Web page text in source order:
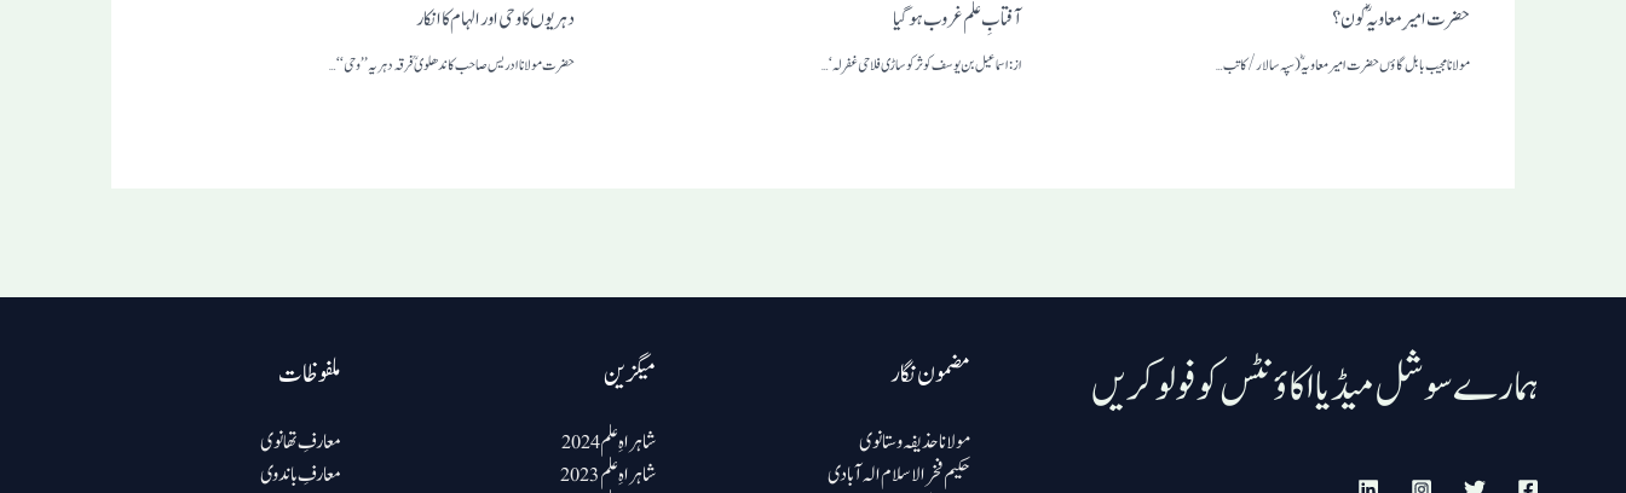
حضرت امیرِ معاویہؓ کون ؟
مولانا مجیب بابل گاؤں حضرت امیر معاویہؓ (سپہ سالار /کاتب…
آفتابِ علم غروب ہو گیا
از: اسماعیل بن یوسف کوثرکوساڑی فلاحی غفرلہ‘ …
دہریوں کا وحی اور الہام کا انکار
حضرت مولانا ادریس صاحب کاندھلوی ؒ فرقہ دہریہ ’’وحی‘‘…
ہمارے سوشل میڈیا اکاؤنٹس کو فولو کریں مضمون نگار
مولانا حذیفہ وستانوی
حکیم فخرالاسلام الہ آبادی
میگزین
شاہراہِ علم 2024
شاہراہِ علم 2023
ملفوظات
معارفِ تھانوی
معارفِ باندوی